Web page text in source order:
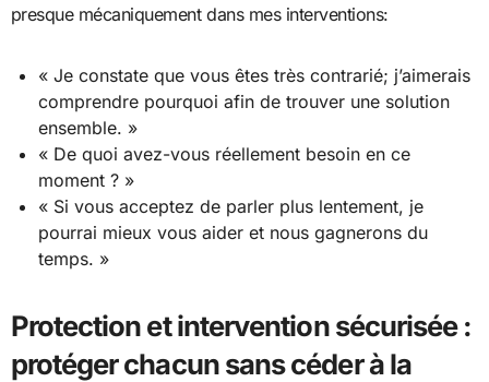
presque mécaniquement dans mes interventions:
« Je constate que vous êtes très contrarié; j’aimerais
comprendre pourquoi afin de trouver une solution
ensemble. »
« De quoi avez-vous réellement besoin en ce
moment ? »
« Si vous acceptez de parler plus lentement, je
pourrai mieux vous aider et nous gagnerons du
temps. »
Protection et intervention sécurisée :
protéger chacun sans céder à la